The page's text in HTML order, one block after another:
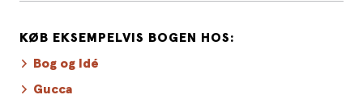
KØB EKSEMPELVIS BOGEN HOS:
Bog og Idé
Gucca